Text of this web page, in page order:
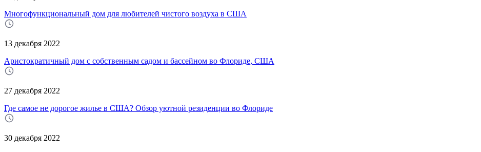
Многофункциональный дом для любителей чистого воздуха в США
13 декабря 2022
Аристократичный дом с собственным садом и бассейном во Флориде, США
27 декабря 2022
Где самое не дорогое жилье в США? Обзор уютной резиденции во Флориде
30 декабря 2022